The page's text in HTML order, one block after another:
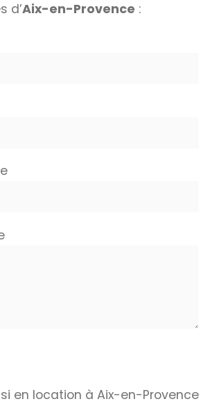
d’Aix-en-Provence :
en location à Aix-en-Provence